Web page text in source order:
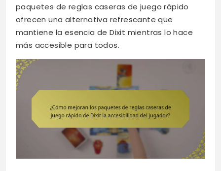
paquetes de reglas caseras de juego rápido
ofrecen una alternativa refrescante que
mantiene la esencia de Dixit mientras lo hace
más accesible para todos.